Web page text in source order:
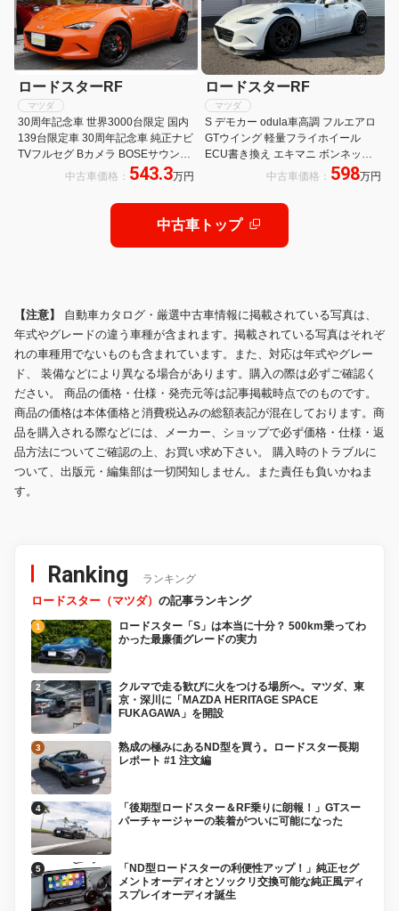
ロードスターRF
マツダ
30周年記念車 世界3000台限定 国内
139台限定車 30周年記念車 純正ナビ
TVフルセグ Bカメラ BOSEサウンド
専用純正レカロシート ビルシュタイ
中古車価格： 543.3万円
ロードスターRF
マツダ
S デモカー odula車高調 フルエアロ
GTウイング 軽量フライホイール
ECU書き換え エキマニ ボンネット
マツダスピードフルバケ OS技研
中古車価格： 598万円
中古車トップ
【注意】 自動車カタログ・厳選中古車情報に掲載されている写真は、
年式やグレードの違う車種が含まれます。掲載されている写真はそれぞ
れの車種用でないものも含まれています。また、対応は年式やグレー
ド、 装備などにより異なる場合があります。購入の際は必ずご確認く
ださい。 商品の価格・仕様・発売元等は記事掲載時点でのものです。
商品の価格は本体価格と消費税込みの総額表記が混在しております。商
品を購入される際などには、メーカー、ショップで必ず価格・仕様・返
品方法についてご確認の上、お買い求め下さい。 購入時のトラブルに
ついて、出版元・編集部は一切関知しません。また責任も負いかねま
す。
Ranking ランキング
ロードスター（マツダ） の記事ランキング
ロードスター「S」は本当に十分？ 500km乗ってわ
かった最廉価グレードの実力
クルマで走る歓びに火をつける場所へ。マツダ、東
京・深川に「MAZDA HERITAGE SPACE
FUKAGAWA」を開設
熟成の極みにあるND型を買う。ロードスター長期
レポート #1 注文編
「後期型ロードスター＆RF乗りに朗報！」GTスー
パーチャージャーの装着がついに可能になった
「ND型ロードスターの利便性アップ！」純正セグ
メントオーディオとソックリ交換可能な純正風ディ
スプレイオーディオ誕生